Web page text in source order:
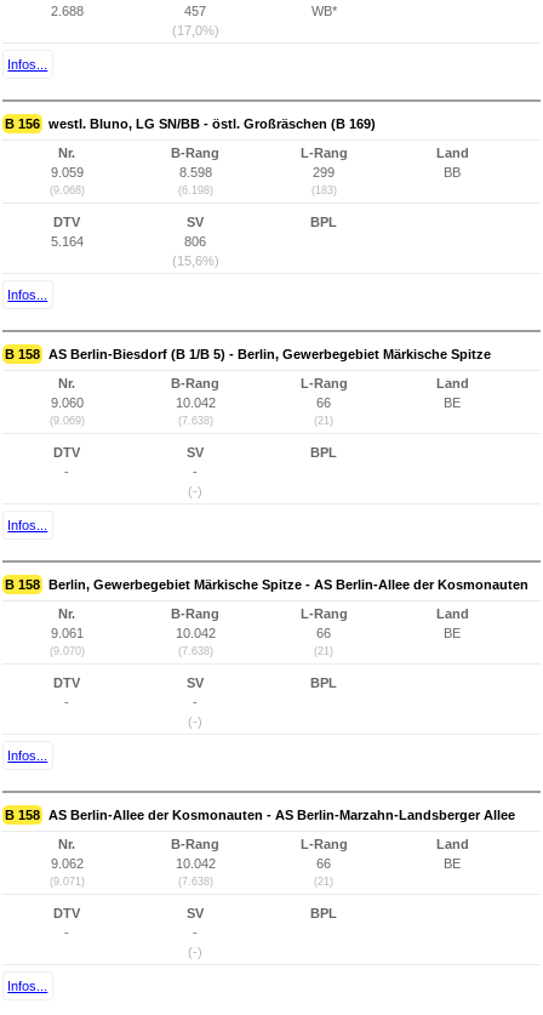
2.688
457
(17,0%)
WB*
Infos...
B 156 westl. Bluno, LG SN/BB - östl. Großräschen (B 169)
Nr.
9.059
(9.068)
B-Rang
8.598
(6.198)
L-Rang
299
(183)
Land
BB
DTV
5.164
SV
806
(15,6%)
BPL
Infos...
B 158 AS Berlin-Biesdorf (B 1/B 5) - Berlin, Gewerbegebiet Märkische Spitze
Nr.
9.060
(9.069)
B-Rang
10.042
(7.638)
L-Rang
66
(21)
Land
BE
DTV
-
SV
-
(-)
BPL
Infos...
B 158 Berlin, Gewerbegebiet Märkische Spitze - AS Berlin-Allee der Kosmonauten
Nr.
9.061
(9.070)
B-Rang
10.042
(7.638)
L-Rang
66
(21)
Land
BE
DTV
-
SV
-
(-)
BPL
Infos...
B 158 AS Berlin-Allee der Kosmonauten - AS Berlin-Marzahn-Landsberger Allee
Nr.
9.062
(9.071)
B-Rang
10.042
(7.638)
L-Rang
66
(21)
Land
BE
DTV
-
SV
-
(-)
BPL
Infos...